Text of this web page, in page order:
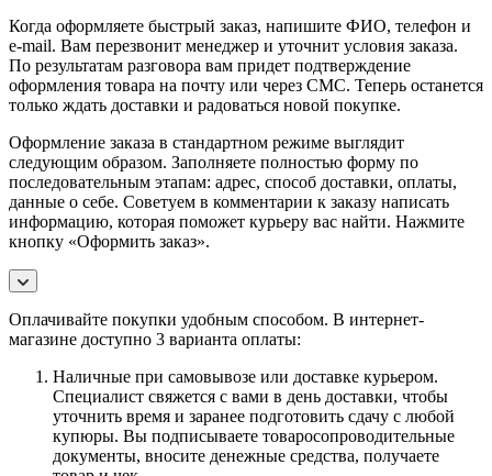
Когда оформляете быстрый заказ, напишите ФИО, телефон и
e-mail. Вам перезвонит менеджер и уточнит условия заказа.
По результатам разговора вам придет подтверждение
оформления товара на почту или через СМС. Теперь останется
только ждать доставки и радоваться новой покупке.
Оформление заказа в стандартном режиме выглядит
следующим образом. Заполняете полностью форму по
последовательным этапам: адрес, способ доставки, оплаты,
данные о себе. Советуем в комментарии к заказу написать
информацию, которая поможет курьеру вас найти. Нажмите
кнопку «Оформить заказ».
Оплачивайте покупки удобным способом. В интернет-
магазине доступно 3 варианта оплаты:
Наличные при самовывозе или доставке курьером.
Специалист свяжется с вами в день доставки, чтобы
уточнить время и заранее подготовить сдачу с любой
купюры. Вы подписываете товаросопроводительные
документы, вносите денежные средства, получаете